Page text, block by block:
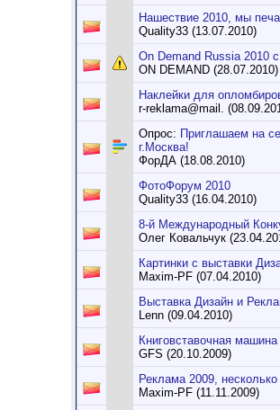
Нашествие 2010, мы
Quality33 (13.07.2010)
On Demand Russia 2010
ON DEMAND (28.07.2010)
Наклейки для
r-reklama@mail.
Опрос: Приглашаем на
г.Москва!
ФорДА (18.08.2010)
ФотоФорум 2010
Quality33 (16.04.2010)
8-й Международный
Олег Ковальчук
Картинки с выставки
Maxim-PF (07.04.2010)
Выставка Дизайн и
Lenn (09.04.2010)
Книговставочная
GFS (20.10.2009)
Реклама 2009,
Maxim-PF (11.11.2009)